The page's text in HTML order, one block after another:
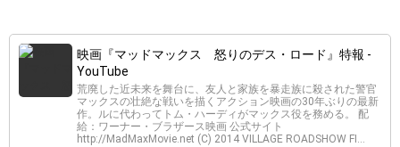
映画『マッドマックス 怒りのデス・ロード』特報 -
YouTube
荒廃した近未来を舞台に、友人と家族を暴走族に殺された警官
マックスの壮絶な戦いを描くアクション映画の30年ぶりの最新
作。ルに代わってトム・ハーディがマックス役を務める。 配
給：ワーナー・ブラザース映画 公式サイト
http://MadMaxMovie.net (C) 2014 VILLAGE ROADSHOW FI...